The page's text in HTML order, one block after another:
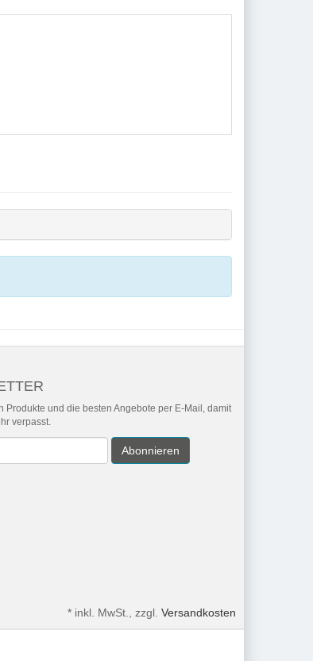
Produkte und die besten Angebote per E-Mail, damit
verpasst.
Abonnieren
* inkl. MwSt., zzgl. Versandkosten